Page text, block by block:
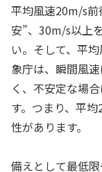
平均風速20m/s前
安”、30m/s以上
い。そして、平
象庁は、瞬間風
く、不安定な場
す。つまり、平
性があります。
備えとして最低